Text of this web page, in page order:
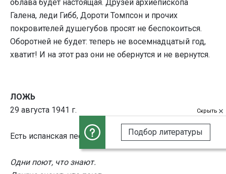
облава будет настоящая. Друзей архиепископа
Галена, леди Гибб, Дороти Томпсон и прочих
покровителей душегубов просят не беспокоиться.
Оборотней не будет: теперь не восемнадцатый год,
хватит! И на этот раз они не обернутся и не вернутся.
ЛОЖЬ
29 августа 1941 г.
Есть испанская песенка:
Одни поют, что знают.
Скрыть
Подбор литературы